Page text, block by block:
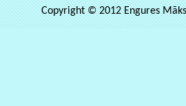
Copyright © 2012 Engures